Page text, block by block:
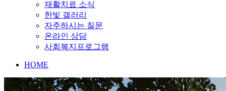
재활치료 소식
한빛 갤러리
자주하시는 질문
온라인 상담
사회복지프로그램
HOME